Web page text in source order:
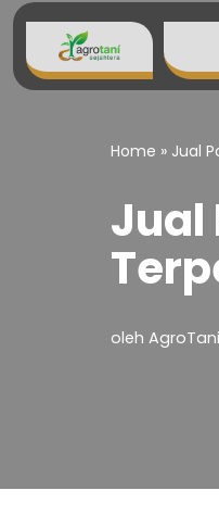
Lompat
ke
Home » Jual
Jual
oleh AgroTani